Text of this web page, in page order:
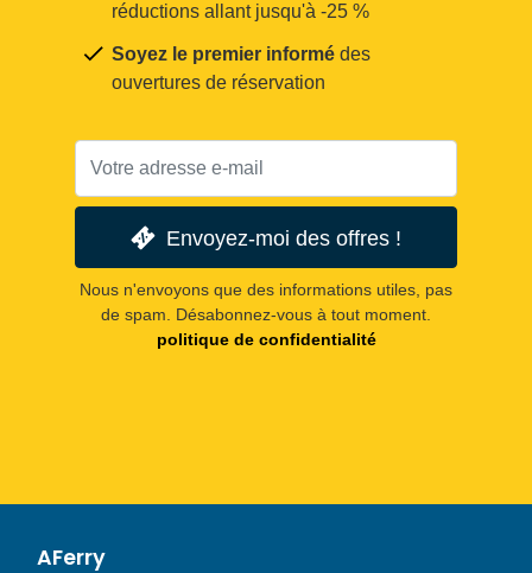
réductions allant jusqu'à -25 %
Soyez le premier informé des
ouvertures de réservation
Envoyez-moi des offres !
Nous n'envoyons que des informations utiles, pas
de spam. Désabonnez-vous à tout moment.
politique de confidentialité
AFerry